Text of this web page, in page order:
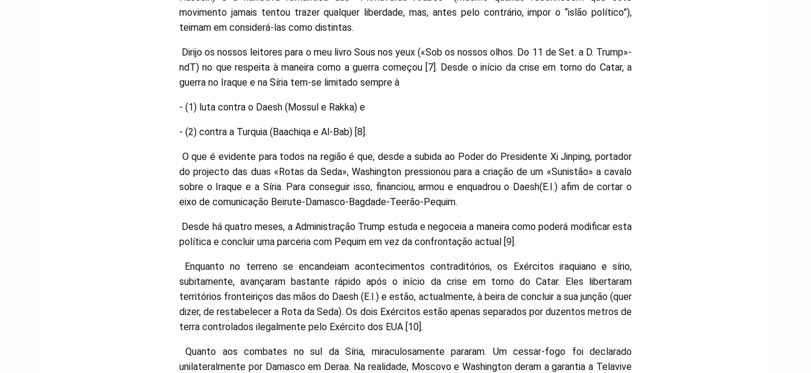
movimento jamais tentou trazer qualquer liberdade, mas, antes pelo contrário, impor o “islão político”),
teimam em considerá-las como distintas.
Dirijo os nossos leitores para o meu livro Sous nos yeux («Sob os nossos olhos. Do 11 de Set. a D. Trump»-
ndT) no que respeita à maneira como a guerra começou [7]. Desde o início da crise em torno do Catar, a
guerra no Iraque e na Síria tem-se limitado sempre à
- (1) luta contra o Daesh (Mossul e Rakka) e
- (2) contra a Turquia (Baachiqa e Al-Bab) [8].
O que é evidente para todos na região é que, desde a subida ao Poder do Presidente Xi Jinping, portador
do projecto das duas «Rotas da Seda», Washington pressionou para a criação de um «Sunistão» a cavalo
sobre o Iraque e a Síria. Para conseguir isso, financiou, armou e enquadrou o Daesh(E.I.) afim de cortar o
eixo de comunicação Beirute-Damasco-Bagdade-Teerão-Pequim.
Desde há quatro meses, a Administração Trump estuda e negoceia a maneira como poderá modificar esta
política e concluir uma parceria com Pequim em vez da confrontação actual [9].
Enquanto no terreno se encandeiam acontecimentos contraditórios, os Exércitos iraquiano e sírio,
subitamente, avançaram bastante rápido após o início da crise em torno do Catar. Eles libertaram
territórios fronteiriços das mãos do Daesh (E.I.) e estão, actualmente, à beira de concluir a sua junção (quer
dizer, de restabelecer a Rota da Seda). Os dois Exércitos estão apenas separados por duzentos metros de
terra controlados ilegalmente pelo Exército dos EUA [10].
Quanto aos combates no sul da Síria, miraculosamente pararam. Um cessar-fogo foi declarado
unilateralmente por Damasco em Deraa. Na realidade, Moscovo e Washington deram a garantia a Telavive